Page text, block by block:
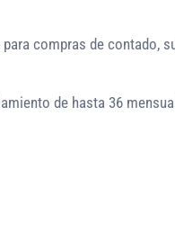
compras de contado,
de hasta 36